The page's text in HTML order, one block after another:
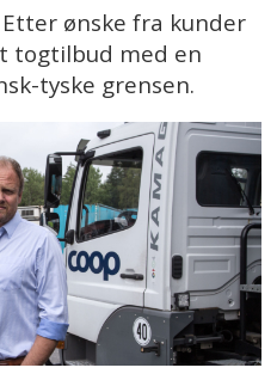
Etter ønske fra kunder
togtilbud med en
tyske grensen.